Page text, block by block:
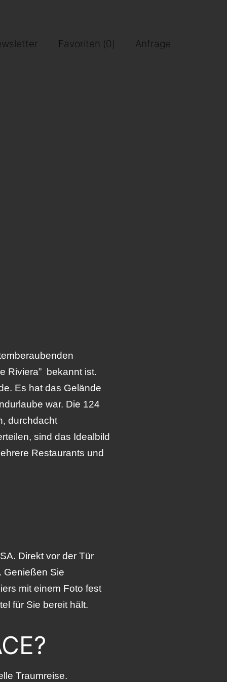
Favoriten (0) Anfrage
Riviera” bekannt ist.
Es hat das Gelände
war. Die 124
durchdacht
sind das Idealbild
Restaurants und
Direkt vor der Tür
Genießen Sie
mit einem Foto fest
für Sie bereit hält.
Traumreise.